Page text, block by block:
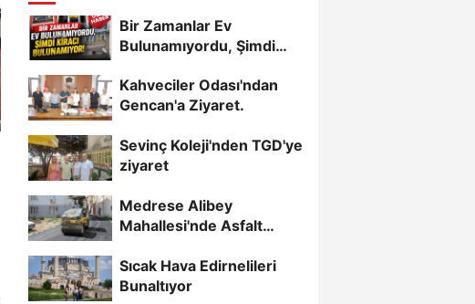
Bir Zamanlar Ev
Bulunamıyordu, Şimdi
Kahveciler Odası'ndan
Gencan'a Ziyaret.
Sevinç Koleji'nden TGD'ye
ziyaret
Medrese Alibey
Mahallesi'nde Asfalt
Sıcak Hava Edirnelileri
Bunaltıyor